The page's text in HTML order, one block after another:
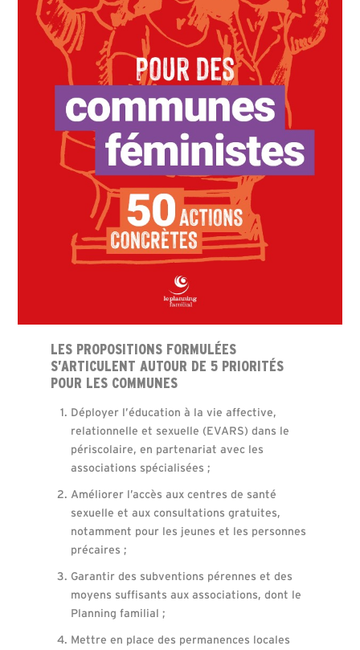
LES PROPOSITIONS FORMULÉES
S’ARTICULENT AUTOUR DE 5 PRIORITÉS
POUR LES COMMUNES
Déployer l’éducation à la vie affective,
relationnelle et sexuelle (EVARS) dans le
périscolaire, en partenariat avec les
associations spécialisées ;
Améliorer l’accès aux centres de santé
sexuelle et aux consultations gratuites,
notamment pour les jeunes et les personnes
précaires ;
Garantir des subventions pérennes et des
moyens suffisants aux associations, dont le
Planning familial ;
Mettre en place des permanences locales